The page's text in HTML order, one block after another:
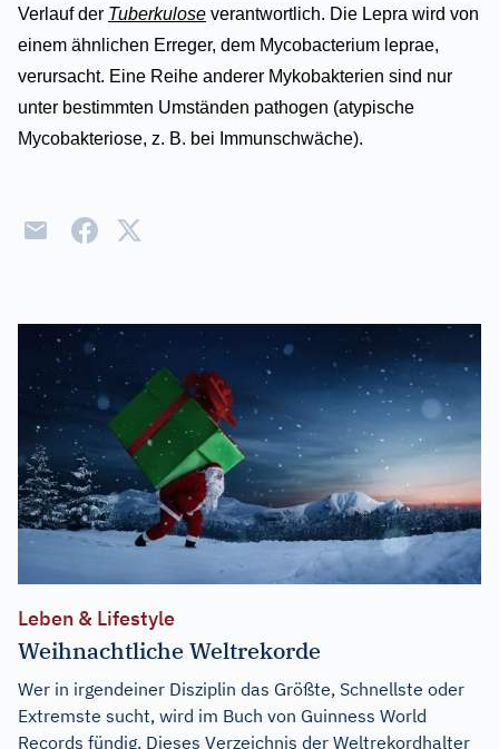
Verlauf der Tuberkulose verantwortlich. Die Lepra wird von
einem ähnlichen Erreger, dem Mycobacterium leprae,
verursacht. Eine Reihe anderer Mykobakterien sind nur
unter bestimmten Umständen pathogen (atypische
Mycobakteriose, z. B. bei Immunschwäche).
Leben & Lifestyle
Weihnachtliche Weltrekorde
Wer in irgendeiner Disziplin das Größte, Schnellste oder
Extremste sucht, wird im Buch von Guinness World
Records fündig. Dieses Verzeichnis der Weltrekordhalter